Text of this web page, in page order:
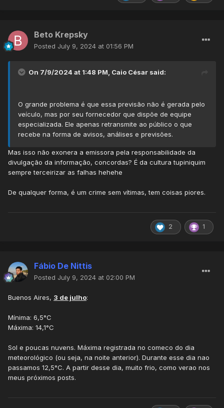
Beto Krepsky
Posted July 9, 2024 at 01:56 PM
On 7/9/2024 at 1:48 PM, Caio César said:
O grande problema é que essa previsão não é gerada pelo
veículo, mas por seu fornecedor que dispõe de equipe
especializada. Ele apenas retransmite ao público o que
recebe na forma de avisos, análises e previsões.
Mas isso não exonera a emissora pela responsabilidade da
divulgação da informação, concordas? É da cultura tupiniquim
sempre terceirizar as falhas hehehe
De qualquer forma, é um crime sem vítimas, tem coisas piores.
2 1
Fábio De Nittis
Posted July 9, 2024 at 02:00 PM
Buenos Aires, 3 de julho:
Mínima: 6,5°C
Máxima: 14,1°C
Sol e poucas nuvens. Máxima registrada no comeco do dia
meteorológico (ou seja, na noite anterior). Durante esse dia nao
passamos 12,5°C. A partir desse dia, muito frio, como verao nos
meus próximos posts.